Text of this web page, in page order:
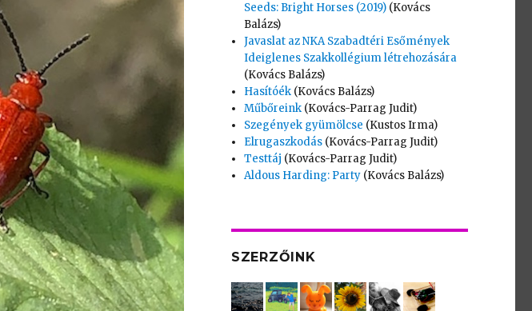
Seeds: Bright Horses (2019) (Kovács
Balázs)
Javaslat az NKA Szabadtéri Esőmények
Ideiglenes Szakkollégium létrehozására
(Kovács Balázs)
Hasítóék (Kovács Balázs)
Műbőreink (Kovács-Parrag Judit)
Szegények gyümölcse (Kustos Irma)
Elrugaszkodás (Kovács-Parrag Judit)
Testtáj (Kovács-Parrag Judit)
Aldous Harding: Party (Kovács Balázs)
SZERZŐINK